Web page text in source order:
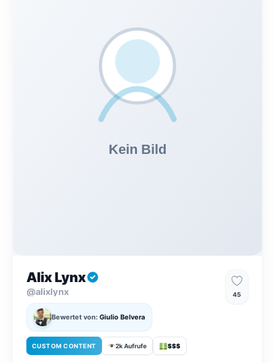
Alix Lynx
@alixlynx
Bewertet von: Giulio Belvera
CUSTOM CONTENT 2k Aufrufe $$$
45